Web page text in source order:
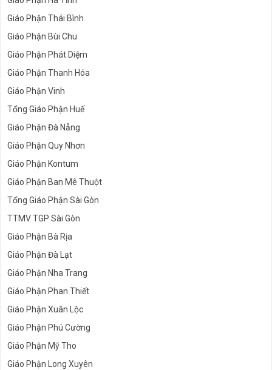
Giáo Phận Thái Bình
Giáo Phận Bùi Chu
Giáo Phận Phát Diệm
Giáo Phận Thanh Hóa
Giáo Phận Vinh
Tổng Giáo Phận Huế
Giáo Phận Đà Nẵng
Giáo Phận Quy Nhơn
Giáo Phận Kontum
Giáo Phận Ban Mê Thuột
Tổng Giáo Phận Sài Gòn
TTMV TGP Sài Gòn
Giáo Phận Bà Rịa
Giáo Phận Đà Lạt
Giáo Phận Nha Trang
Giáo Phận Phan Thiết
Giáo Phận Xuân Lộc
Giáo Phận Phú Cường
Giáo Phận Mỹ Tho
Giáo Phận Long Xuyên